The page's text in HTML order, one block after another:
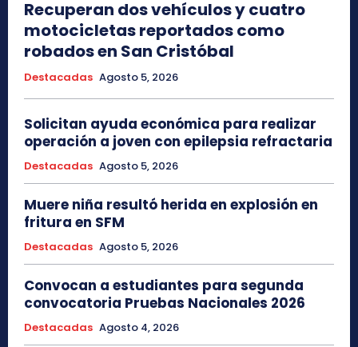
Recuperan dos vehículos y cuatro
motocicletas reportados como
robados en San Cristóbal
Destacadas Agosto 5, 2026
Solicitan ayuda económica para realizar
operación a joven con epilepsia refractaria
Destacadas Agosto 5, 2026
Muere niña resultó herida en explosión en
fritura en SFM
Destacadas Agosto 5, 2026
Convocan a estudiantes para segunda
convocatoria Pruebas Nacionales 2026
Destacadas Agosto 4, 2026